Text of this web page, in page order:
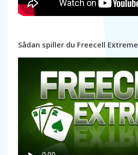
Sådan spiller du Freecell Extreme